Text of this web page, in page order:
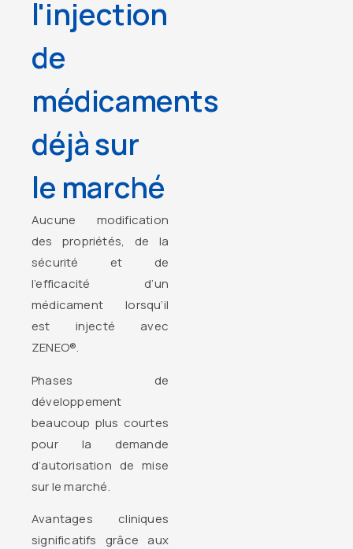
l'injection
de
médicaments
déjà sur
le marché
Aucune modification
des propriétés, de la
sécurité et de
l’efficacité d’un
médicament lorsqu’il
est injecté avec
ZENEO®.
Phases de
développement
beaucoup plus courtes
pour la demande
d’autorisation de mise
sur le marché.
Avantages cliniques
significatifs grâce aux